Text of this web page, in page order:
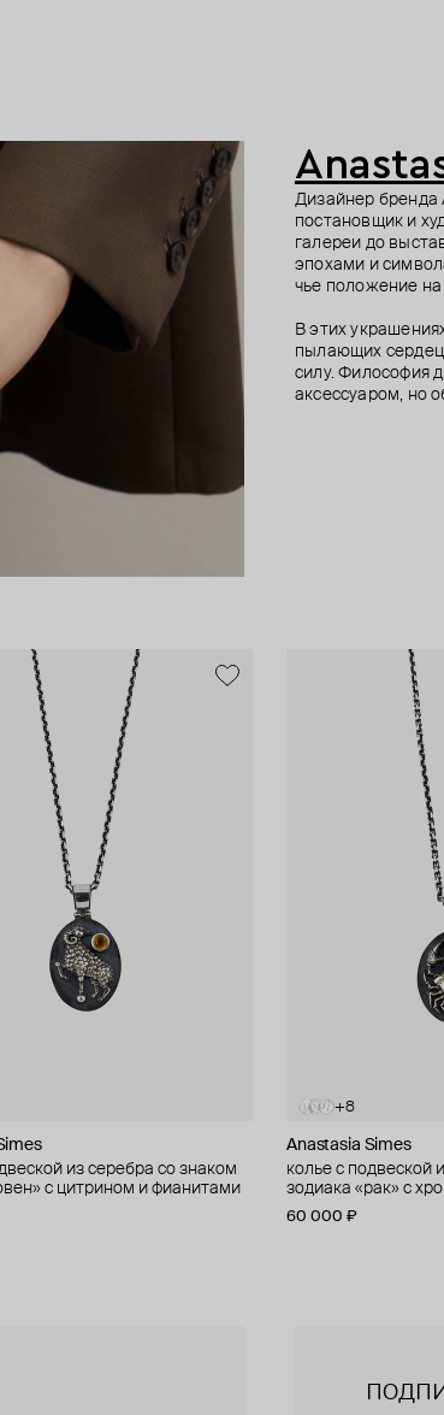
Дизайнер бренда
постановщик и
галереи до
эпохами и
чье положение
В этих
пылающих
силу. Философия
аксессуаром, но
из серебра со знаком
с цитрином и фианитами
+8
Anastasia Simes
колье с подвеской
зодиака «рак» с
фианитами
60 000 ₽
из серебра со знаком
с фианитами
+8
Anastasia Simes
колье с подвеской
зодиака «телец» с
60 000 ₽